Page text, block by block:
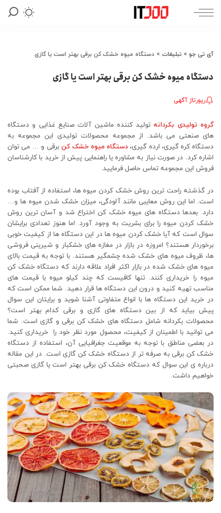
آی تی جو > تبلیغات > دستگاه میوه خشک کن برقی بهتر است یا گازی
دستگاه میوه خشک کن برقی بهتر است یا گازی
رپورتاژ آگهی
گروه تولیدی بکردانه تولید کننده ماشین آلات صنایع غذایی و دستگاه
های صنعتی می باشد. از مجموعه محصولات تولیدی این مجموعه به
دستگاه کره گیری، ارده گیری، دستگاه میوه خشک کن برقی و … می توان
اشاره کرد. در صورت نیاز به مشاوره یا راهنمایی پیش از خرید با کارشناسان
فروش این مجموعه تماس حاصل فرمایید.
در گذشته راحت ترین روش خشک کردن میوه ها، استفاده از آفتاب بوده
است. اما این روش معایبی مانند آلودگی، میزان خشک شدن میوه ها و…
دارد. بعدها دستگاه های میوه خشک کن اختراع شد و آسان ترین روش
خشک کردن میوه را برای بشریت به وجود آورد. اما هنوز تعدادی برایشان
سوال است که آیا خشک کردن میوه ها در این دستگاه ها از کیفیت خوبی
برخوردار هستند؟ امروزه در بازار در مغازه های خشکبار و شیرینی فروشی
ها، ظروف میوه های خشک شده چشمگیر هستند. با توجه به قیمت بالای
میوه های خشک شده در بازار اکثر افراد علاقه دارند که دستگاه خشک کن
میوه را خریداری کنند. تنها کافیست که چند کیلو میوه با قیمت های
مناسب تهیه کنید و درون این دستگاه ها قرار دهید. شما ممکن است که
در خرید این دستگاه ها با انواع متفاوتی آشنا شوید و برایتان این سوال
پیش بیاید که از بین دستگاه های گازی و برقی کدام بهتر است؟
محصولات بکردانه شامل دستگاه های خشک کن برقی و گازی است. شما
می توانید با اطمینان از کیفیت، محصول مورد نظر خود را خریداری کنید.
در بعضی مناطق با توجه به موقعیت جغرافیایی آن، استفاده از دستگاه
خشک کن برقی به صرفه تر از دستگاه خشک کن گازی است. در این مقاله
درباره ی این سوال که دستگاه خشک کن برقی بهتر است یا گازی صحبتی
خواهیم داشت.